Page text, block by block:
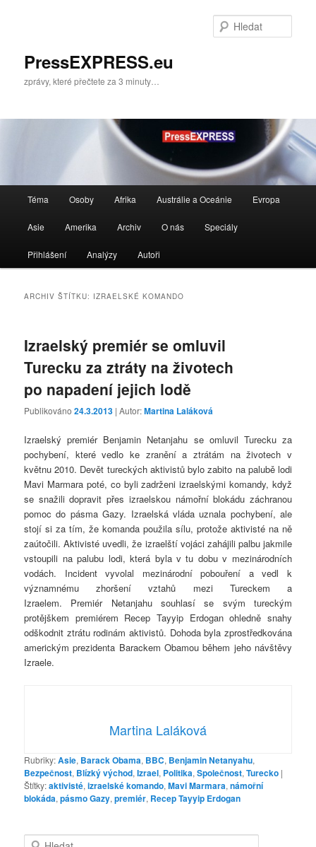
paneluPressEXPRESS.eu
zprávy, které přečtete za 3 minuty…
navigační
Téma Osoby Afrika Austrálie a Oceánie Evropa
Asie Amerika Archiv O nás Speciály
Přihlášení Analýzy Autoři
ARCHIV ŠTÍTKU: IZRAELSKÉ KOMANDO
Izraelský premiér se omluvil
Turecku za ztráty na životech
po napadení jejich lodě
Publikováno24.3.2013 | Autor:Martina Laláková
Izraelský premiér Benjamin Netanjahu se omluvil Turecku za
pochybení, které vedlo ke zranění a ztrátám na životech v
květnu 2010. Devět tureckých aktivistů bylo zabito na palubě lodi
Mavi Marmara poté, co byli zadrženi izraelskými komandy, když
se snažili dopravit přes izraelskou námořní blokádu záchranou
pomoc do pásma Gazy. Izraelská vláda uznala pochybení, ale
stojí si za tím, že komanda použila sílu, protože aktivisté na ně
zaútočili. Aktivisté uvedli, že izraelští vojáci zahájili palbu jakmile
vstoupili na palubu lodi, která byla v tu dobu v mezinárodních
vodách. Incident vyvolal mezinárodní pobouření a vedl k
významnému zhoršení vztahů mezi Tureckem a
Izraelem. Premiér Netanjahu souhlasí se svým tureckým
protějškem premiérem Recep Tayyip Erdogan ohledně snahy
odškodnit ztrátu rodinám aktivistů. Dohoda byla zprostředkována
americkým prezidenta Barackem Obamou během jeho návštěvy
Izraele.
Martina Laláková
Rubriky:Asie, Barack Obama, BBC, Benjamin Netanyahu,
Bezpečnost, Blízký východ,Izrael, Politika,Společnost,Turecko |
Štítky:aktivisté,izraelské komando,Mavi Marmara,námořní
blokáda,pásmo Gazy,premiér, Recep Tayyip Erdogan